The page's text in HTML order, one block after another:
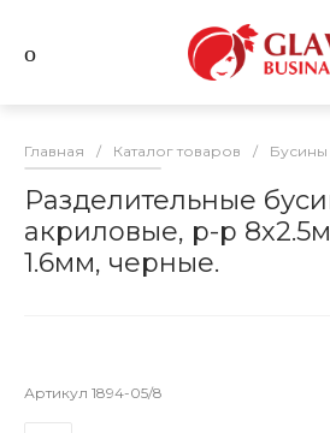
Главная / Каталог товаров / Бусины
Разделительные
акриловые, р-р
1.6мм, черные.
Артикул 1894-05/8